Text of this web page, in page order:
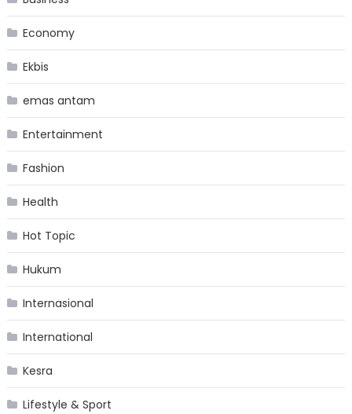
Economy
Ekbis
emas antam
Entertainment
Fashion
Health
Hot Topic
Hukum
Internasional
International
Kesra
Lifestyle & Sport